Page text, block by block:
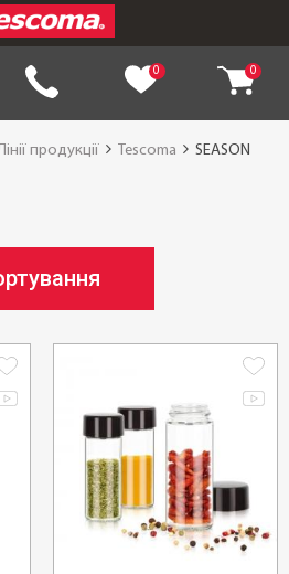
0 0
продукції Tescoma SEASON